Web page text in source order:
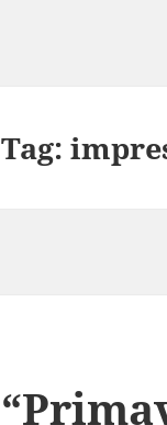
Tag: